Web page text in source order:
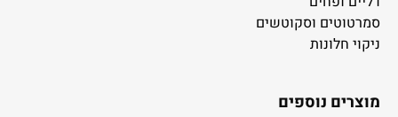
סמרטוטים וסקוטשים
ניקוי חלונות
מוצרים נוספים